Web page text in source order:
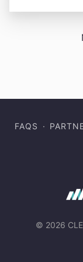
FAQS
© 2026